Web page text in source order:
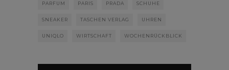
PARFUM PARIS PRADA SCHUHE
SNEAKER TASCHEN VERLAG UHREN
UNIQLO WIRTSCHAFT WOCHENRÜCKBLICK